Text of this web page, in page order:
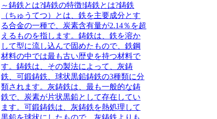
～鋳鉄とは?鋳鉄の特徴!鋳鉄とは?鋳鉄
（ちゅうてつ）とは、鉄を主要成分とす
る合金の一種で、炭素含有量が2.14％を超
えるものを指します。鋳鉄は、鉄を溶か
して型に流し込んで固めたもので、鉄鋼
材料の中では最も古い歴史を持つ材料で
す。鋳鉄は、その製法によって、灰鋳
鉄、可鍛鋳鉄、球状黒鉛鋳鉄の3種類に分
類されます。灰鋳鉄は、最も一般的な鋳
鉄で、炭素が片状黒鉛として存在してい
ます。可鍛鋳鉄は、灰鋳鉄を熱処理して
黒鉛を球状にしたもので、灰鋳鉄よりも